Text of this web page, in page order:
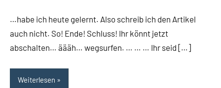
…habe ich heute gelernt. Also schreib ich den Artikel
auch nicht. So! Ende! Schluss! Ihr könnt jetzt
abschalten… äääh… wegsurfen. … … … Ihr seid […]
Weiterlesen